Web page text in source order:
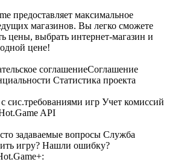
предоставляет максимальное
магазинов. Вы легко сможете
цены, выбрать интернет-магазин и
цене!
соглашениеСоглашение
Статистика проекта
сис.требованиями игр Учет комиссий
API
задаваемые вопросы Служба
игру? Нашли ошибку?
: